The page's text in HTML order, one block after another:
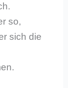
so,
sich die